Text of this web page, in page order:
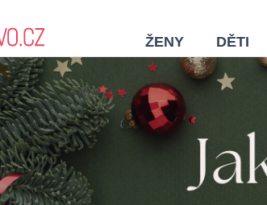
ŽENY DĚTI